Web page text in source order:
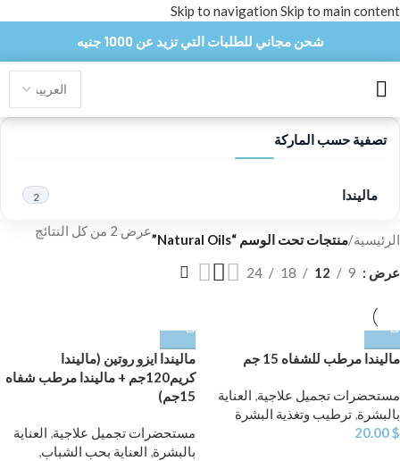
Skip to navigation Skip to main content
شحن مجاني للطلبات التي تزيد عن 1000 جنيه
تصفية حسب الماركة
ماليندا 2
الرئيسية/منتجات تحت الوسم “Natural Oils”
عرض ⁦2⁩ من كل النتائج
عرض 9
12
18
24
ماليندا مرطب للشفاه 15 جم
مستحضرات تجميل علاجية, العناية
بالبشرة, ترطيب وتغذية البشرة
20.00$
ماليندا ايزو روتين (ماليندا
كريم120جم + ماليندا مرطب شفاه
15جم)
مستحضرات تجميل علاجية, العناية
بالبشرة, العناية بحب الشباب,